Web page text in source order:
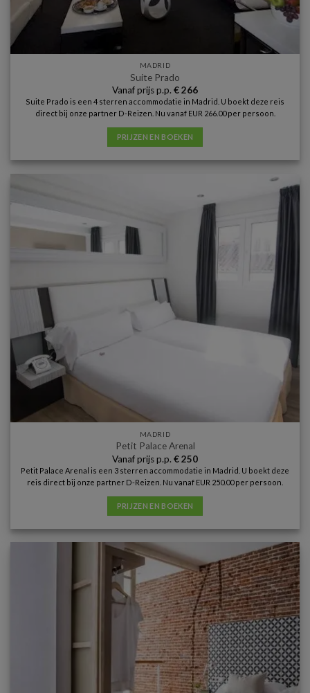
MADRID
Suite Prado
Vanaf prijs p.p. €266
Suite Prado is een 4 sterren accommodatie in Madrid. U boekt deze reis
direct bij onze partner D-Reizen. Nu vanaf EUR 266.00 per persoon.
PRIJZEN EN BOEKEN
MADRID
Petit Palace Arenal
Vanaf prijs p.p. €250
Petit Palace Arenal is een 3 sterren accommodatie in Madrid. U boekt deze
reis direct bij onze partner D-Reizen. Nu vanaf EUR 250.00 per persoon.
PRIJZEN EN BOEKEN